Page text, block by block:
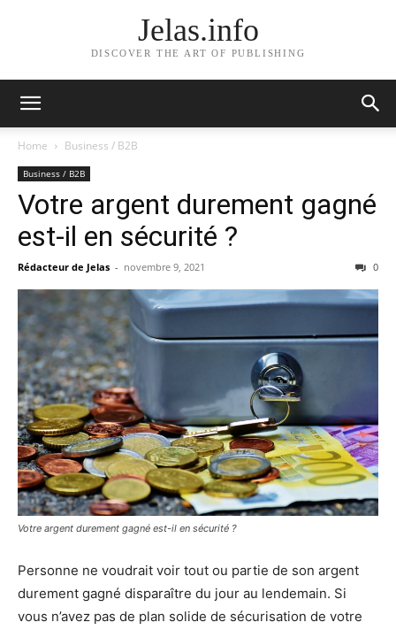
Jelas.info
DISCOVER THE ART OF PUBLISHING
Home Business / B2B
Business / B2B
Votre argent durement gagné
est-il en sécurité ?
Rédacteur de Jelas - novembre 9, 2021 0
Votre argent durement gagné est-il en sécurité ?
Personne ne voudrait voir tout ou partie de son argent
durement gagné disparaître du jour au lendemain. Si
vous n’avez pas de plan solide de sécurisation de votre